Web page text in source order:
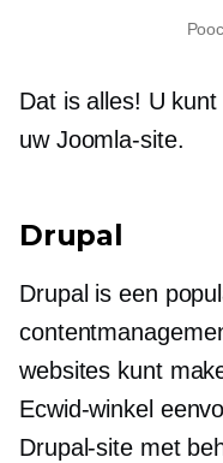
Dat is alles! U
uw Joomla-site.
Drupal
Drupal is een
websites kunt
Ecwid-winkel
Drupal-site met